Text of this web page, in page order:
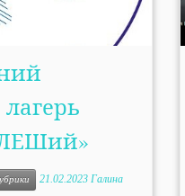
21.02.2023 Галина